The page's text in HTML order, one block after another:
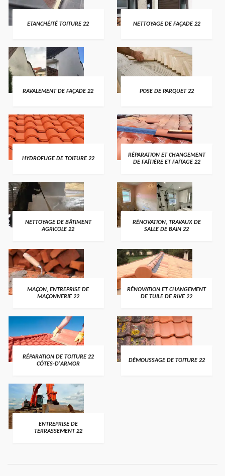
ETANCHÉITÉ TOITURE 22 NETTOYAGE DE FAÇADE 22
RAVALEMENT DE FAÇADE 22 POSE DE PARQUET 22
HYDROFUGE DE TOITURE 22
RÉPARATION ET CHANGEMENT
DE FAÎTIÈRE ET FAÎTAGE 22
NETTOYAGE DE BÂTIMENT
AGRICOLE 22
RÉNOVATION, TRAVAUX DE
SALLE DE BAIN 22
MAÇON, ENTREPRISE DE
MAÇONNERIE 22
RÉNOVATION ET CHANGEMENT
DE TUILE DE RIVE 22
RÉPARATION DE TOITURE 22
CÔTES-D'ARMOR
DÉMOUSSAGE DE TOITURE 22
ENTREPRISE DE
TERRASSEMENT 22